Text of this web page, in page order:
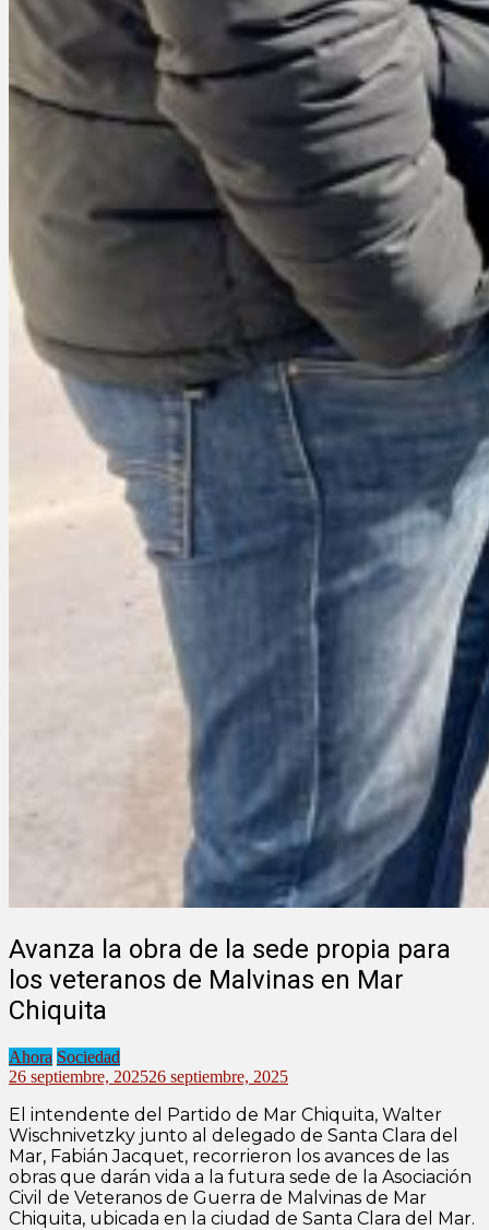
Avanza la obra de la sede propia para
los veteranos de Malvinas en Mar
Chiquita
Ahora Sociedad
26 septiembre, 202526 septiembre, 2025
El intendente del Partido de Mar Chiquita, Walter
Wischnivetzky junto al delegado de Santa Clara del
Mar, Fabián Jacquet, recorrieron los avances de las
obras que darán vida a la futura sede de la Asociación
Civil de Veteranos de Guerra de Malvinas de Mar
Chiquita, ubicada en la ciudad de Santa Clara del Mar.